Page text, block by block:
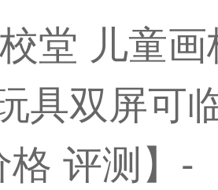
堂 儿童
具双屏可
评测】-